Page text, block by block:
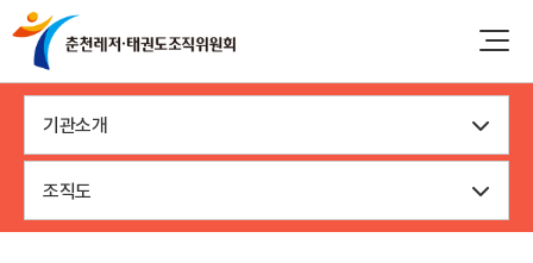
기관소개
조직도